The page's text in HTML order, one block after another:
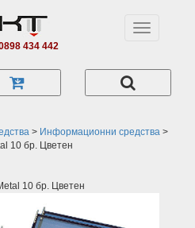
434 442
Toggle
> Информационни средства >
10 бр. Цветен
10 бр. Цветен